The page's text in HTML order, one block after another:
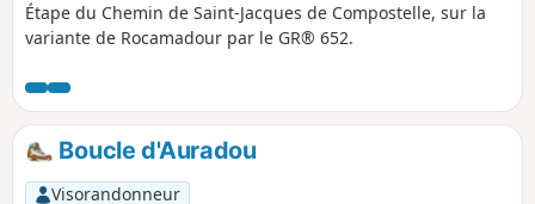
Étape du Chemin de Saint-Jacques de Compostelle, sur la
variante de Rocamadour par le GR® 652.
Boucle d'Auradou
Visorandonneur